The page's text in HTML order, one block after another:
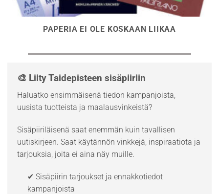
PAPERIA EI OLE KOSKAAN LIIKAA
🎨 Liity Taidepisteen sisäpiiriin
Haluatko ensimmäisenä tiedon kampanjoista,
uusista tuotteista ja maalausvinkeistä?
Sisäpiiriläisenä saat enemmän kuin tavallisen
uutiskirjeen. Saat käytännön vinkkejä, inspiraatiota ja
tarjouksia, joita ei aina näy muille.
✔ Sisäpiirin tarjoukset ja ennakkotiedot
kampanjoista